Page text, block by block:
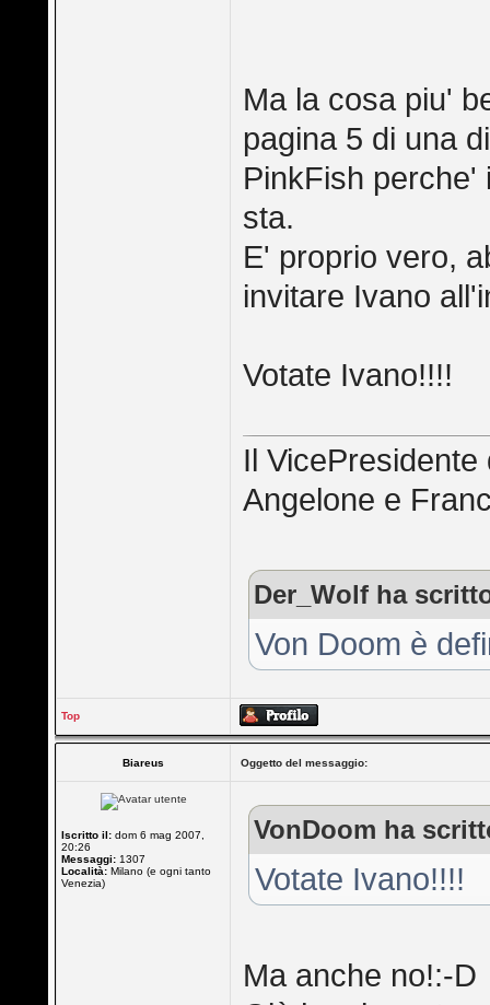
Ma la cosa piu'
pagina 5 di una
PinkFish perche'
sta.
E' proprio vero,
invitare Ivano
Votate Ivano!!!!
Il
Angelone e
Der_Wolf ha
Von Doom è
Top
Biareus Oggetto del messaggio:
Iscritto il: dom 6 mag 2007,
20:26
Messaggi: 1307
Località: Milano (e ogni tanto
Venezia)
VonDoom ha
Votate Ivano!!!!
Ma anche no!:-D